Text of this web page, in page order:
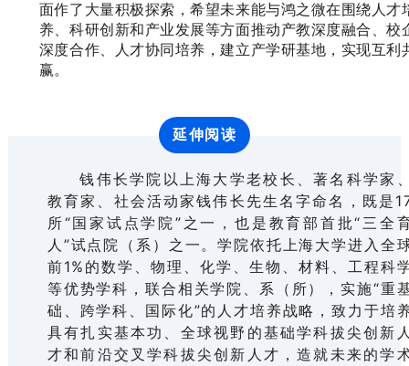
面作了大量积极探索，希望未来能与鸿之微在围绕人才
养、科研创新和产业发展等方面推动产教深度融合、校
深度合作、人才协同培养，建立产学研基地，实现互利
赢。
延伸阅读
钱伟长学院以上海大学老校长、著名科学家
教育家、社会活动家钱伟长先生名字命名，既是
所“国家试点学院”之一，也是教育部首批“三全
人”试点院（系）之一。学院依托上海大学进入全
前1%的数学、物理、化学、生物、材料、工程科
等优势学科，联合相关学院、系（所），实施“重
础、跨学科、国际化”的人才培养战略，致力于培
具有扎实基本功、全球视野的基础学科拔尖创新
才和前沿交叉学科拔尖创新人才，造就未来的学